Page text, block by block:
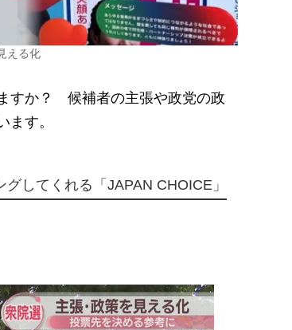
える化
すか？ 候補者の主張や政党の政
す。
してくれる「JAPAN CHOICE」